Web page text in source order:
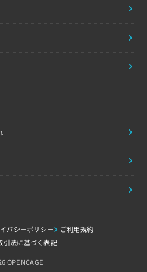
バシーポリシー
ご利用規約
引法に基づく表記
OPENCAGE